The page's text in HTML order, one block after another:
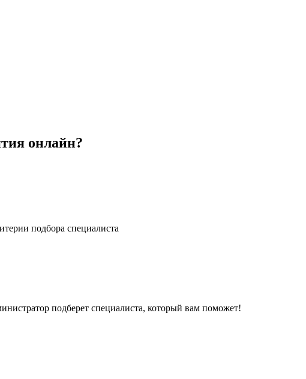
онлайн?
подбора специалиста
подберет специалиста, который вам поможет!